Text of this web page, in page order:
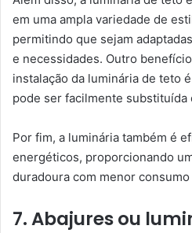
em uma ampla variedade de
permitindo que sejam
e necessidades. Outro
instalação da luminária de teto
pode ser facilmente substituída
Por fim, a luminária também é
energéticos, proporcionando
duradoura com menor
7. Abajures ou